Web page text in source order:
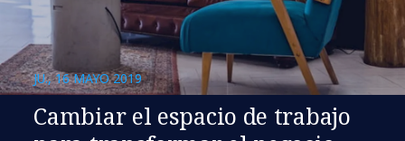
JU., 16 MAYO 2019
Cambiar el espacio de trabajo